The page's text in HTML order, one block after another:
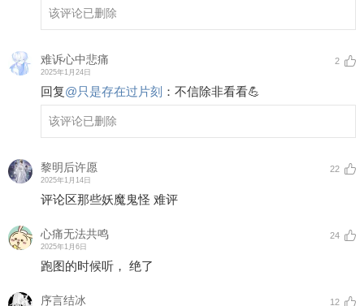
该评论已删除
难诉心中悲痛
2025年1月24日
2
回复@只是存在过片刻 ： 不信除非看看💪
该评论已删除
黎明后许愿
2025年1月14日
22
评论区那些妖魔鬼怪 难评
心痛无法共鸣
2025年1月6日
24
跑图的时候听， 绝了
序言结冰 12